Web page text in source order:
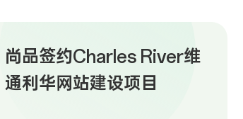
尚品签约Charles River维
通利华网站建设项目